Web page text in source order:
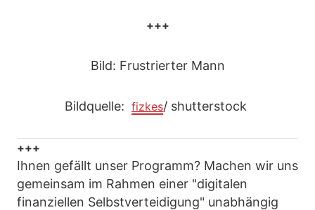
+++
Bild: Frustrierter Mann
Bildquelle: fizkes/ shutterstock
+++
Ihnen gefällt unser Programm? Machen wir uns
gemeinsam im Rahmen einer "digitalen
finanziellen Selbstverteidigung" unabhängig